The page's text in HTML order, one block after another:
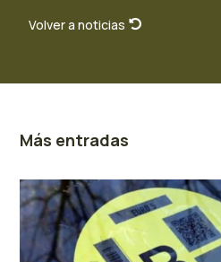
Volver a noticias
Más entradas